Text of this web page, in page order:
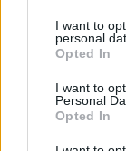
not limited to
grant or deny
use your data
consent section.
I want to
personal
Opted In
I want to
Personal
Opted In